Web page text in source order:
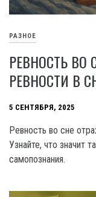
РАЗНОЕ
РЕВНОСТЬ ВО
РЕВНОСТИ В
5 СЕНТЯБРЯ, 2025
Ревность во сне
Узнайте, что значит
самопознания.